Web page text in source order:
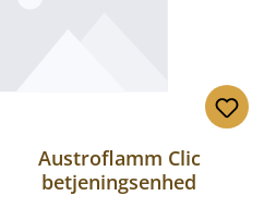
Austroflamm Clic
betjeningsenhed